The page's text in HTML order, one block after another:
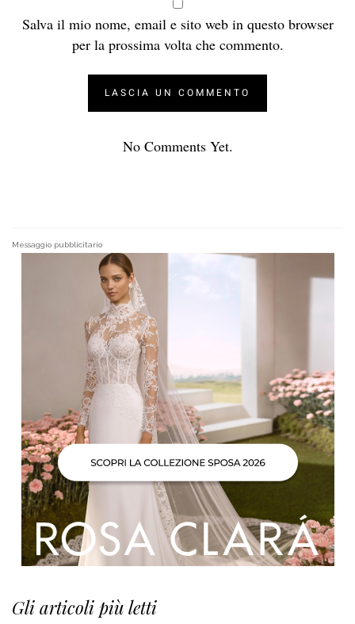
Salva il mio nome, email e sito web in questo browser
per la prossima volta che commento.
No Comments Yet.
Messaggio pubblicitario
Gli articoli più letti